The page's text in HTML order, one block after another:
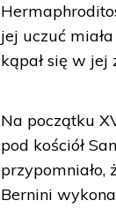
jej uczuć
kąpał się w jej
Na początku
pod kościół
przypomniało,
Bernini